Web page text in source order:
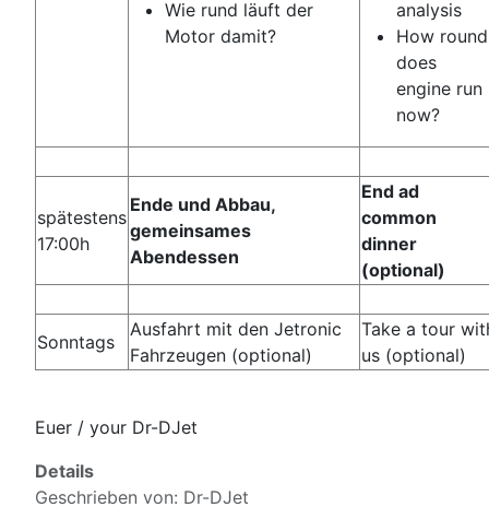
Wie rund läuft der
Motor damit?
analysis
How round
does
engine run
now?
spätestens
17:00h
Ende und Abbau,
gemeinsames
Abendessen
End ad
common
dinner
(optional)
Sonntags
Ausfahrt mit den Jetronic
Fahrzeugen (optional)
Take a tour
us (optional)
Euer / your Dr-DJet
Details
Geschrieben von: Dr-DJet